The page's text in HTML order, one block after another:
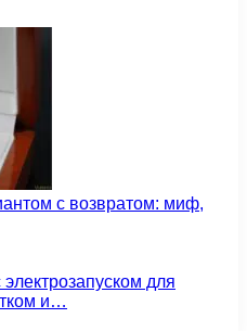
с возвратом: миф,
для
и…